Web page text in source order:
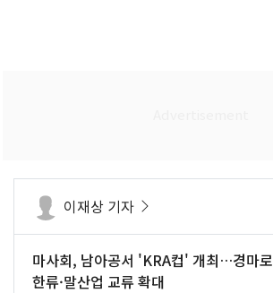
이재상 기자
마사회, 남아공서 'KRA컵' 개최…경마로
한류·말산업 교류 확대